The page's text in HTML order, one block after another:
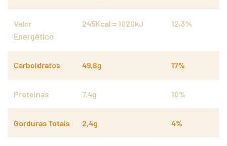
Valor
Energético
245Kcal = 1020kJ 12,3%
Carboidratos 49,8g 17%
Proteínas 7,4g 10%
Gorduras Totais 2,4g 4%